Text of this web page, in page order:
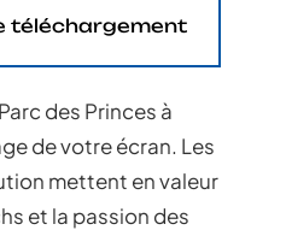
téléchargement
des Princes à
de votre écran. Les
mettent en valeur
et la passion des